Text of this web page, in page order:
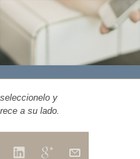
y
a su lado.